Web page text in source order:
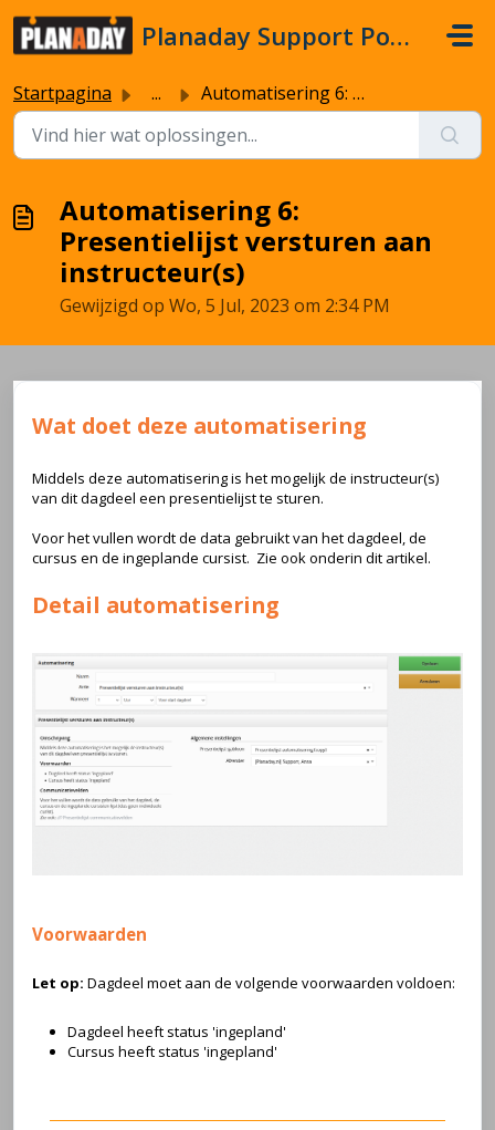
Doorgaan naar hoofdinhoud
Planaday Support Portal
Startpagina ... Automatisering 6: Presentielijst versturen aan instructeu...
Automatisering 6:
Presentielijst versturen aan
instructeur(s)
Gewijzigd op Wo, 5 Jul, 2023 om 2:34 PM
Wat doet deze automatisering
Middels deze automatisering is het mogelijk de instructeur(s)
van dit dagdeel een presentielijst te sturen.
Voor het vullen wordt de data gebruikt van het dagdeel, de
cursus en de ingeplande cursist. Zie ook onderin dit artikel.
Detail automatisering
Voorwaarden
Let op: Dagdeel moet aan de volgende voorwaarden voldoen:
Dagdeel heeft status 'ingepland'
Cursus heeft status 'ingepland'